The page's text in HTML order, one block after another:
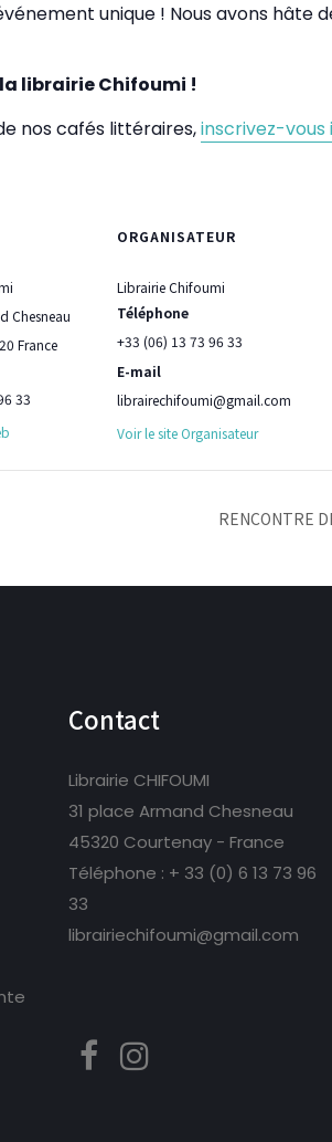
unique ! Nous avons hâte
librairie Chifoumi !
nos cafés littéraires,inscrivez-vous
Chesneau
France
33
ORGANISATEUR
Librairie Chifoumi
Téléphone
+33 (06) 13 73 96 33
E-mail
librairechifoumi@gmail.com
Voir le site Organisateur
RENCONTRE
Contact
Librairie CHIFOUMI
31 place Armand Chesneau
45320 Courtenay - France
Téléphone : + 33 (0) 6 13 73 96
33
librairiechifoumi@gmail.com